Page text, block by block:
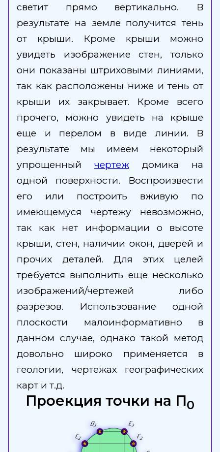
светит прямо вертикально. В
результате на земле получится тень
от крыши. Кроме крыши можно
увидеть изображение стен, только
они показаны штриховыми линиями,
так как расположены ниже и тень от
крыши их закрывает. Кроме всего
прочего, можно увидеть на крыше
еще и перелом в виде линии. В
результате мы имеем некоторый
упрощенный чертеж домика на
одной поверхности. Воспроизвести
его или построить вживую по
имеющемуся чертежу невозможно,
так как нет информации о высоте
крыши, стен, наличии окон, дверей и
прочих деталей. Для этих целей
требуется выполнить еще несколько
изображений/чертежей либо
разрезов. Использование одной
плоскости малоинформативно в
данном случае, однако такой метод
довольно широко применяется в
геологии, чертежах географических
карт и т.д.
Проекция точки на П0